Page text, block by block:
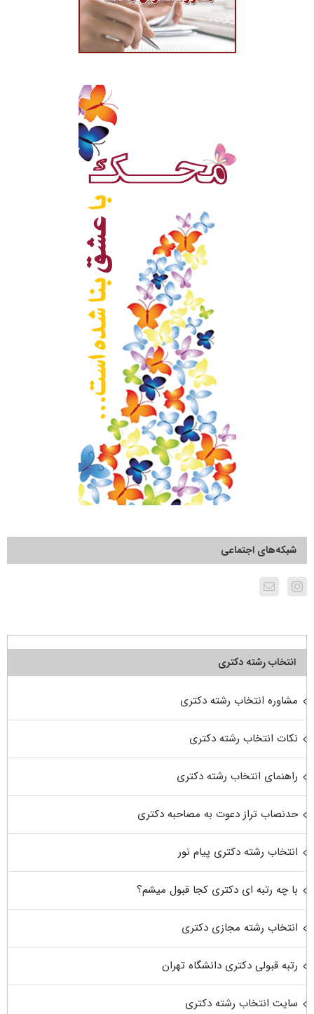
شبکه‌های اجتماعی
انتخاب رشته دکتری
مشاوره انتخاب رشته دکتری
نکات انتخاب رشته دکتری
راهنمای انتخاب رشته دکتری
حدنصاب تراز دعوت به مصاحبه دکتری
انتخاب رشته دکتری پیام نور
با چه رتبه ای دکتری کجا قبول میشم؟
انتخاب رشته مجازی دکتری
رتبه قبولی دکتری دانشگاه تهران
سایت انتخاب رشته دکتری